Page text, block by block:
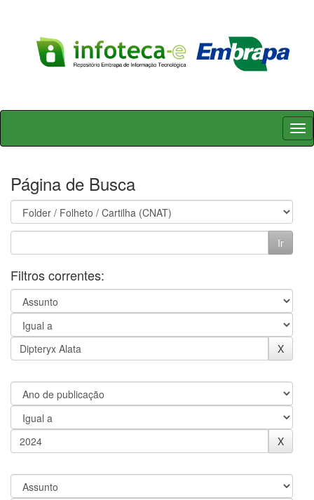
Skip
Página de Busca
Filtros correntes: